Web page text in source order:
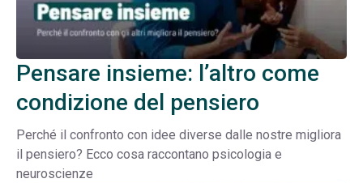
Pensare insieme: l’altro come
condizione del pensiero
Perché il confronto con idee diverse dalle nostre migliora
il pensiero? Ecco cosa raccontano psicologia e
neuroscienze